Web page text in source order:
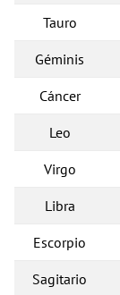
Tauro
Géminis
Cáncer
Leo
Virgo
Libra
Escorpio
Sagitario